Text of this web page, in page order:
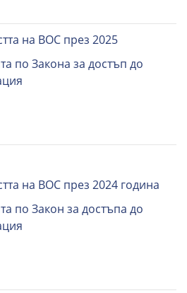
на ВОС през 2025
по Закона за достъп до
на ВОС през 2024 година
по Закон за достъпа до